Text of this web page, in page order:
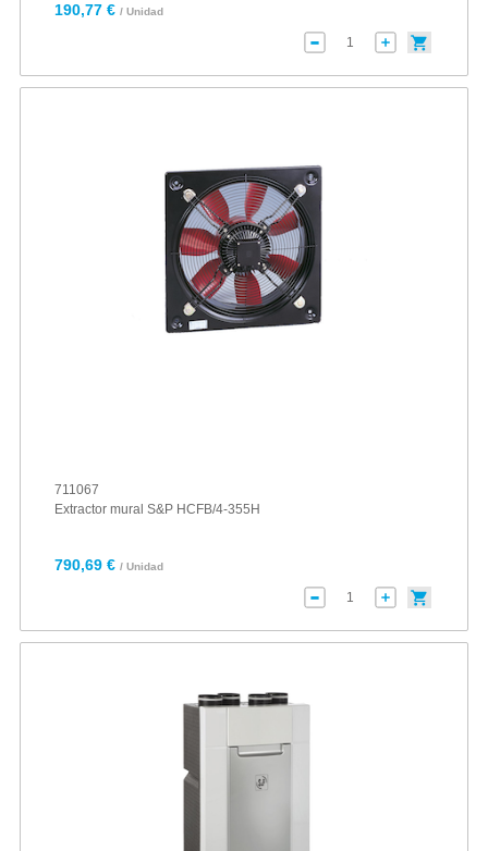
190,77 € / Unidad
711067
Extractor mural S&P HCFB/4-355H
790,69 € / Unidad